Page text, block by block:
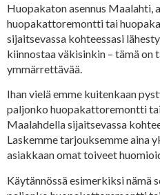
Huopakaton asennus Maalahti,
huopakattoremontti tai
sijaitsevassa kohteessasi
kiinnostaa väkisinkin – tämä on
ymmärrettävää.
Ihan vielä emme kuitenkaan
paljonko huopakattoremontti
Maalahdella sijaitsevassa
Laskemme tarjouksemme aina
asiakkaan omat toiveet
Käytännössä esimerkiksi nämä